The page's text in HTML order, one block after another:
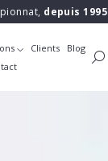
depuis 1995
Clients
Blog